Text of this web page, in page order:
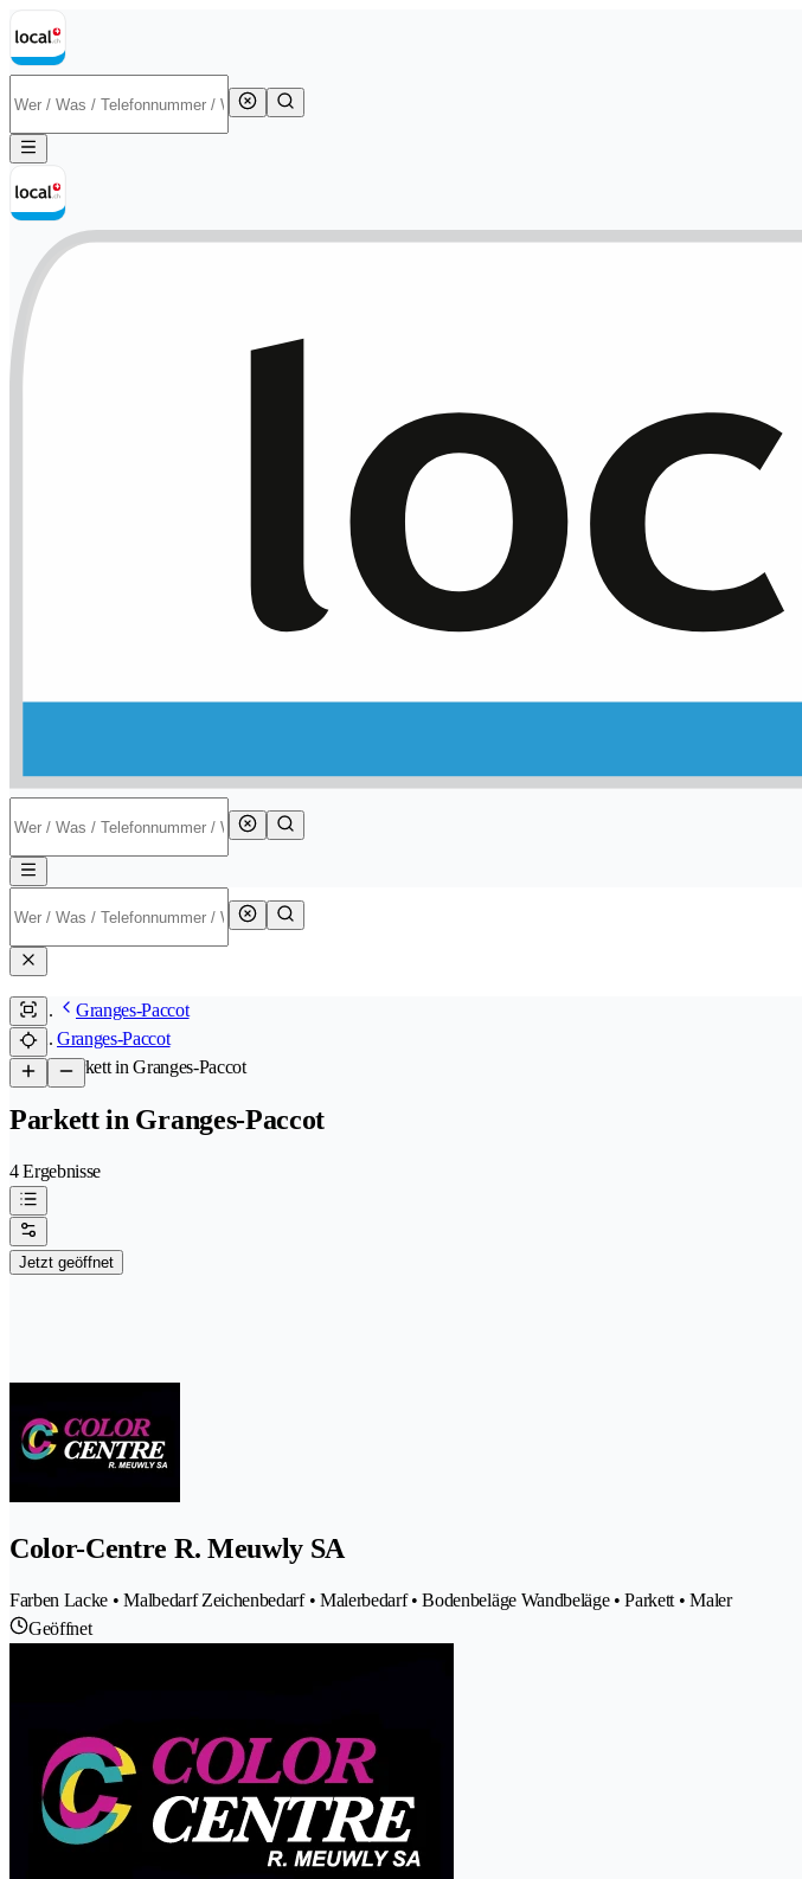
Granges-Paccot
Granges-Paccot
/Parkett in Granges-Paccot
Parkett in Granges-Paccot
4 Ergebnisse
Jetzt geöffnet
Color-Centre R. Meuwly SA
Farben Lacke • Malbedarf Zeichenbedarf • Malerbedarf • Bodenbeläge Wandbeläge • Parkett • Maler
Geöffnet